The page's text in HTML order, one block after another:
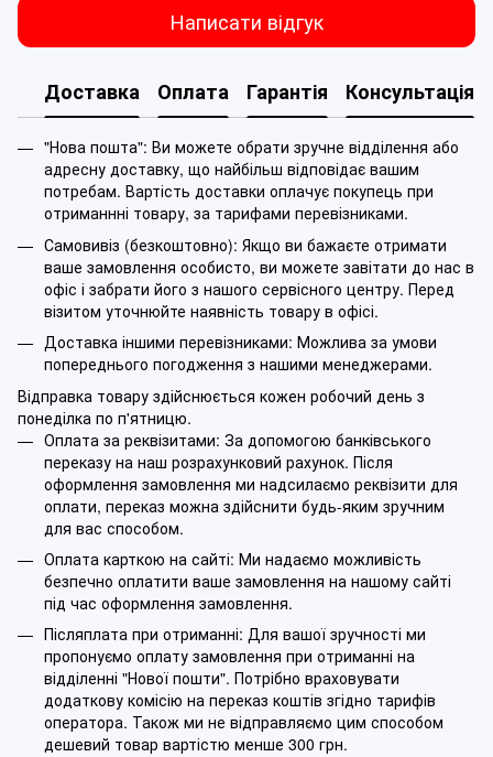
Написати відгук
Доставка Оплата Гарантія Консультація
"Нова пошта": Ви можете обрати зручне відділення або
адресну доставку, що найбільш відповідає вашим
потребам. Вартість доставки оплачує покупець при
отриманнні товару, за тарифами перевізниками.
Самовивіз (безкоштовно): Якщо ви бажаєте отримати
ваше замовлення особисто, ви можете завітати до нас в
офіс і забрати його з нашого сервісного центру. Перед
візитом уточнюйте наявність товару в офісі.
Доставка іншими перевізниками: Можлива за умови
попереднього погодження з нашими менеджерами.
Відправка товару здійснюється кожен робочий день з
понеділка по п'ятницю.
Оплата за реквізитами: За допомогою банківського
переказу на наш розрахунковий рахунок. Після
оформлення замовлення ми надсилаємо реквізити для
оплати, переказ можна здійснити будь-яким зручним
для вас способом.
Оплата карткою на сайті: Ми надаємо можливість
безпечно оплатити ваше замовлення на нашому сайті
під час оформлення замовлення.
Післяплата при отриманні: Для вашої зручності ми
пропонуємо оплату замовлення при отриманні на
відділенні "Нової пошти". Потрібно враховувати
додаткову комісію на переказ коштів згідно тарифів
оператора. Також ми не відправляємо цим способом
дешевий товар вартістю менше 300 грн.